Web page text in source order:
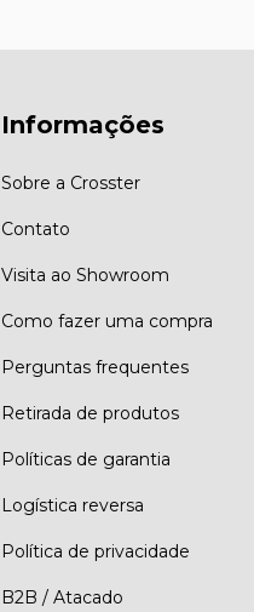
Informações
Sobre a Crosster
Contato
Visita ao Showroom
Como fazer uma compra
Perguntas frequentes
Retirada de produtos
Políticas de garantia
Logística reversa
Política de privacidade
B2B / Atacado